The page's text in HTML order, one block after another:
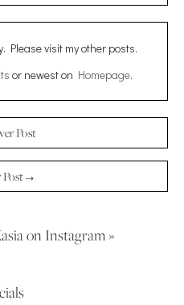
Please visit my other posts.
or newest on Homepage.
Post
Post →
on Instagram »